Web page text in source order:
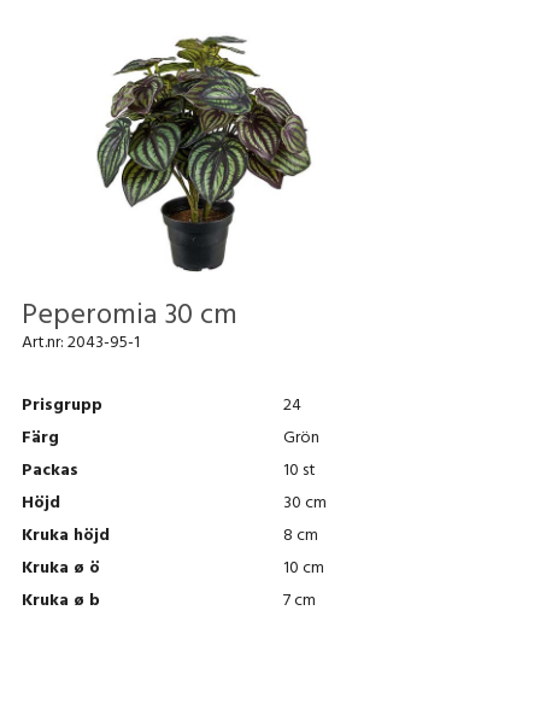
Peperomia 30 cm
Art.nr:2043-95-1
Prisgrupp
24
Färg
Grön
Packas
10 st
Höjd
30 cm
Kruka höjd
8 cm
Kruka ø ö
10 cm
Kruka ø b
7 cm